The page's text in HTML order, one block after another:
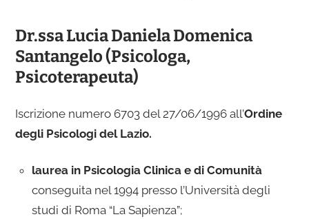
Dr.ssa Lucia Daniela Domenica
Santangelo (Psicologa,
Psicoterapeuta)
Iscrizione numero 6703 del 27/06/1996 all’Ordine
degli Psicologi del Lazio.
laurea in Psicologia Clinica e di Comunità
conseguita nel 1994 presso l’Università degli
studi di Roma “La Sapienza”;